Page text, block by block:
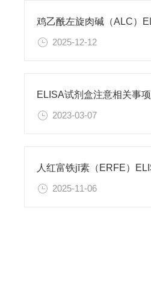
2025-12-12
ELISA试剂盒注意相关事项
2023-03-07
2025-11-06